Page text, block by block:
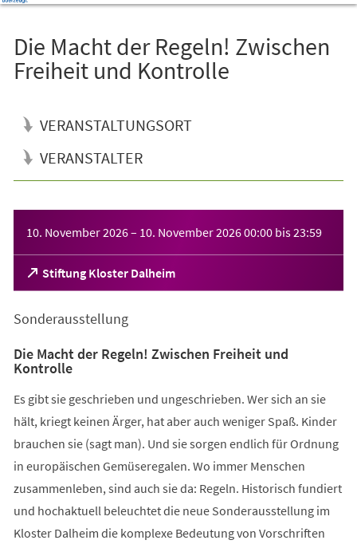
Die Macht der Regeln! Zwischen
Freiheit und Kontrolle
VERANSTALTUNGSORT
VERANSTALTER
10. November 2026– 10. November 202600:00 bis23:59
Stiftung Kloster Dalheim
(Öffnet
in
neuen
Sonderausstellung
Die Macht der Regeln! Zwischen Freiheit und
Kontrolle
Es gibt sie geschrieben und ungeschrieben. Wer sich an sie
hält, kriegt keinen Ärger, hat aber auch weniger Spaß. Kinder
brauchen sie (sagt man). Und sie sorgen endlich für Ordnung
in europäischen Gemüseregalen. Wo immer Menschen
zusammenleben, sind auch sie da: Regeln. Historisch fundiert
und hochaktuell beleuchtet die neue Sonderausstellung im
Kloster Dalheim die komplexe Bedeutung von Vorschriften